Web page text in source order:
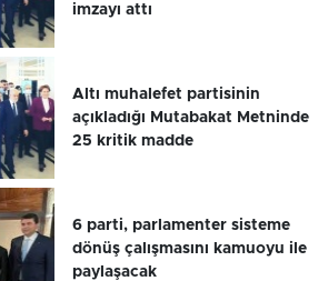
imzayı attı
Altı muhalefet partisinin
açıkladığı Mutabakat Metninde
25 kritik madde
6 parti, parlamenter sisteme
dönüş çalışmasını kamuoyu ile
paylaşacak